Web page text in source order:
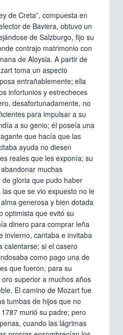
de Creta”, compuesta en
de Baviera, obtuvo un
de Salzburgo, fijo su
contrajo matrimonio con
de Aloysia. A partir de
toma un aspecto
entrañablemente; ella
infortunios y estrecheces
desafortunadamente, no
para impulsar a su
a su genio; él poseía una
que hacía que las
ayuda no diesen
reales que les exponía; su
muchas
gloria que pudo haber
que se vio expuesto no le
generosa y bien dotada
optimista que evitó su
dinero para comprar leña
invierno, cantaba e invitaba
calentarse; si el casero
como pago una de
que fueron, para su
superior a muchos años
El camino de Mozart fue
tumbas de hijos que no
murió su padre; pero
cuando las lágrimas